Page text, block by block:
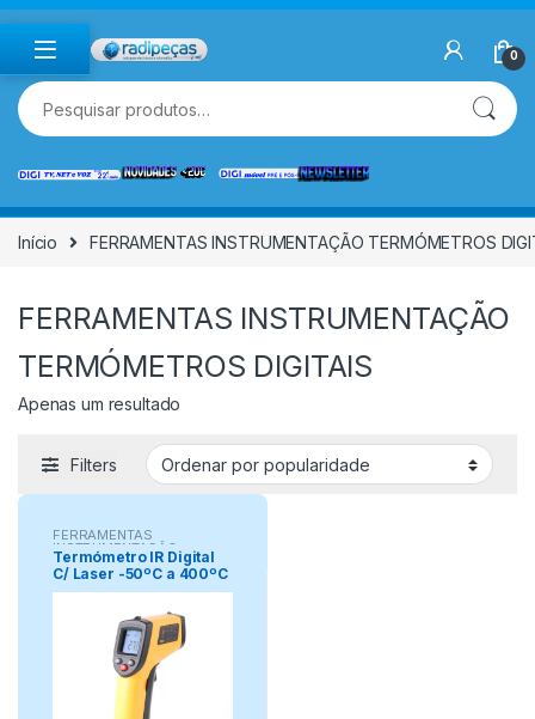
Skip to navigation
Skip to content
0
Pesquisar por:
Início FERRAMENTAS INSTRUMENTAÇÃO TERMÓMETROS
FERRAMENTAS INSTRUMENTAÇÃO
TERMÓMETROS DIGITAIS
Apenas um resultado
Filters
FERRAMENTAS
INSTRUMENTAÇÃO
TERMÓMETROS DIGITAIS
Termómetro IR Digital
C/ Laser -50ºC a 400ºC
Industrial PROK